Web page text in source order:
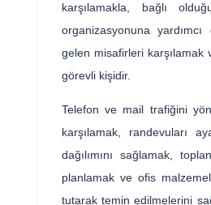
karşılamakla, bağlı
organizasyonuna
gelen misafirleri karşılamak
görevli kişidir.
Telefon ve mail trafiğini
karşılamak, randevuları
dağılımını sağlamak,
planlamak ve ofis
tutarak temin edilmelerini